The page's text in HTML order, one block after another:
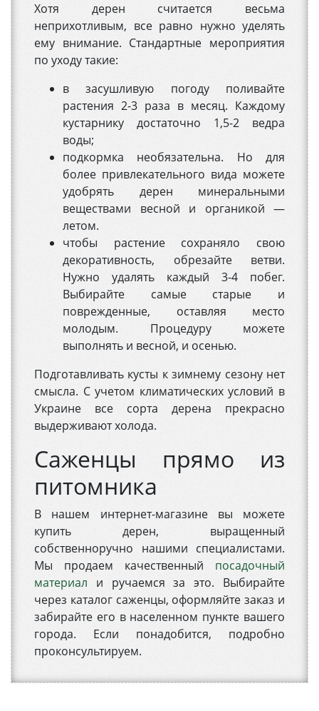
Хотя дерен считается весьма
неприхотливым, все равно нужно уделять
ему внимание. Стандартные мероприятия
по уходу такие:
в засушливую погоду поливайте
растения 2-3 раза в месяц. Каждому
кустарнику достаточно 1,5-2 ведра
воды;
подкормка необязательна. Но для
более привлекательного вида можете
удобрять дерен минеральными
веществами весной и органикой —
летом.
чтобы растение сохраняло свою
декоративность, обрезайте ветви.
Нужно удалять каждый 3-4 побег.
Выбирайте самые старые и
поврежденные, оставляя место
молодым. Процедуру можете
выполнять и весной, и осенью.
Подготавливать кусты к зимнему сезону нет
смысла. С учетом климатических условий в
Украине все сорта дерена прекрасно
выдерживают холода.
Саженцы прямо из
питомника
В нашем интернет-магазине вы можете
купить дерен, выращенный
собственноручно нашими специалистами.
Мы продаем качественный посадочный
материал и ручаемся за это. Выбирайте
через каталог саженцы, оформляйте заказ и
забирайте его в населенном пункте вашего
города. Если понадобится, подробно
проконсультируем.